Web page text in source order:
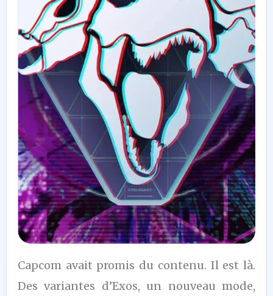
6
/10
Capcom avait promis du contenu. Il est là.
Des variantes d’Exos, un nouveau mode,